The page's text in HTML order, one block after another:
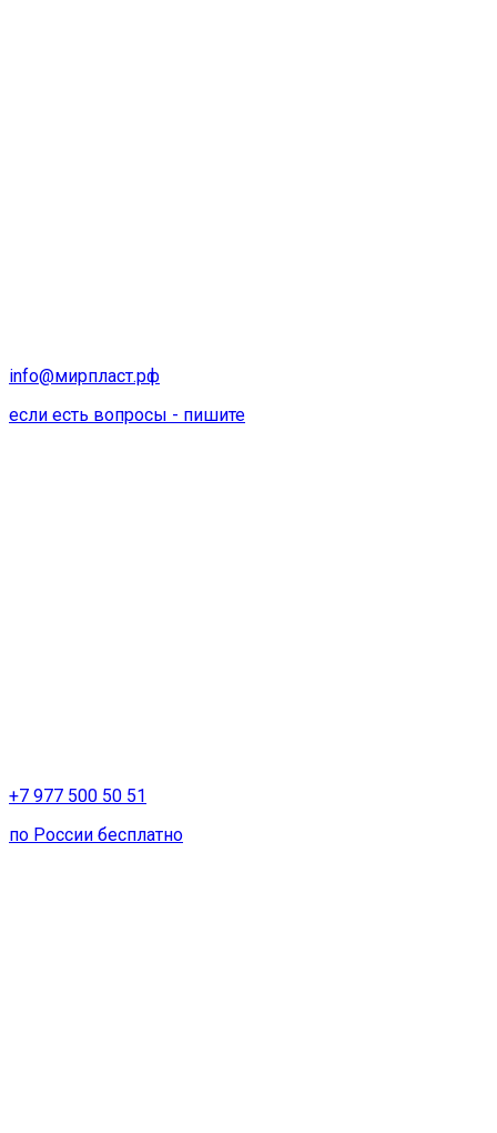
info@мирпласт.рф
если есть вопросы - пишите
+7 977 500 50 51
по России бесплатно